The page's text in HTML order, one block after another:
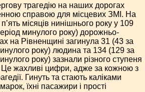
трагедію на наших дорогах
справою для місцевих ЗМІ. На
місяців нинішнього року у 109
минулого року) дорожньо­
на Рівненщині загинула 31 (43 за
року) людина та 134 (129 за
року) зазнали різного ступеня
жахливі цифри, адже за кожною з
Гинуть та стають каліками
їхні пасажири і прості